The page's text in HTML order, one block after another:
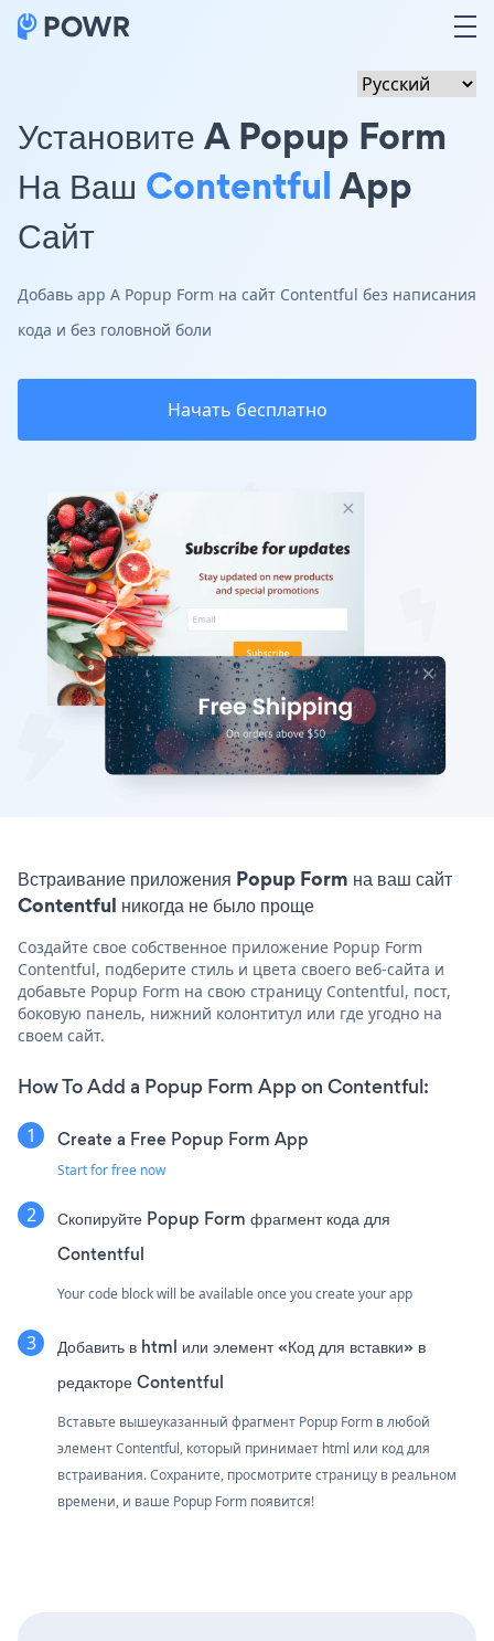
Установите A Popup Form
На Ваш ContentfulApp
Сайт
Добавь app A Popup Form на сайт Contentful без написания
кода и без головной боли
Начать бесплатно
Встраивание приложения Popup Form на ваш сайт
Contentful никогда не было проще
Создайте свое собственное приложение Popup Form
Contentful, подберите стиль и цвета своего веб-сайта и
добавьте Popup Form на свою страницу Contentful, пост,
боковую панель, нижний колонтитул или где угодно на
своем сайт.
How To Add a Popup Form App on Contentful:
Create a Free Popup Form App
Start for free now
Скопируйте Popup Form фрагмент кода для
Contentful
Your code block will be available once you create your app
Добавить в html или элемент «Код для вставки» в
редакторе Contentful
Вставьте вышеуказанный фрагмент Popup Form в любой
элемент Contentful, который принимает html или код для
встраивания. Сохраните, просмотрите страницу в реальном
времени, и ваше Popup Form появится!